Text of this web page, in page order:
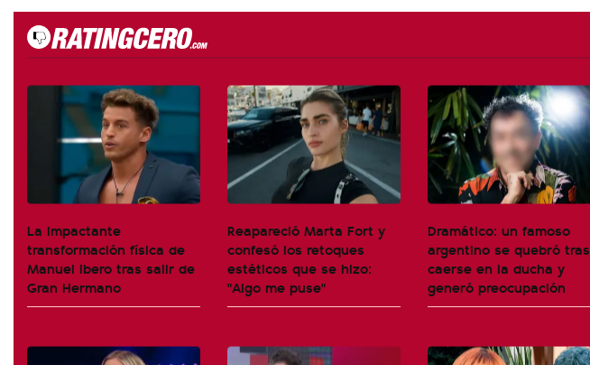
La impactante
transformación física de
Manuel Ibero tras salir de
Gran Hermano
Reapareció Marta Fort y
confesó los retoques
estéticos que se hizo:
"Algo me puse"
Dramático: un famoso
argentino se quebró tras
caerse en la ducha y
generó preocupación